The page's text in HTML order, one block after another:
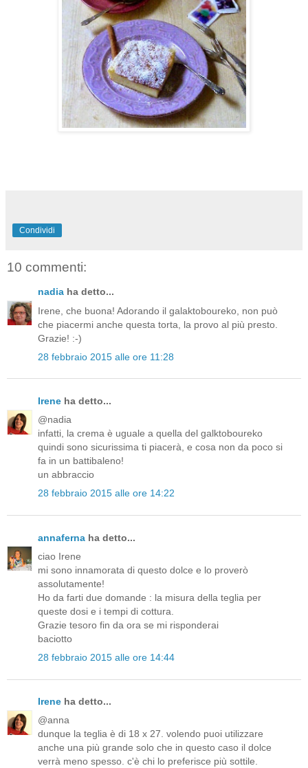
Condividi
10 commenti:
nadia ha detto...
Irene, che buona! Adorando il galaktoboureko, non può
che piacermi anche questa torta, la provo al più presto.
Grazie! :-)
28 febbraio 2015 alle ore 11:28
Irene ha detto...
@nadia
infatti, la crema è uguale a quella del galktoboureko
quindi sono sicurissima ti piacerà, e cosa non da poco si
fa in un battibaleno!
un abbraccio
28 febbraio 2015 alle ore 14:22
annaferna ha detto...
ciao Irene
mi sono innamorata di questo dolce e lo proverò
assolutamente!
Ho da farti due domande : la misura della teglia per
queste dosi e i tempi di cottura.
Grazie tesoro fin da ora se mi risponderai
baciotto
28 febbraio 2015 alle ore 14:44
Irene ha detto...
@anna
dunque la teglia è di 18 x 27. volendo puoi utilizzare
anche una più grande solo che in questo caso il dolce
verrà meno spesso. c'è chi lo preferisce più sottile.